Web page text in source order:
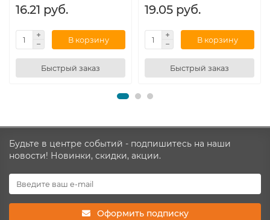
16.21 руб.
В корзину
Быстрый заказ
19.05 руб.
В корзину
Быстрый заказ
Будьте в центре событий - подпишитесь на наши
новости! Новинки, скидки, акции.
Оформить подписку